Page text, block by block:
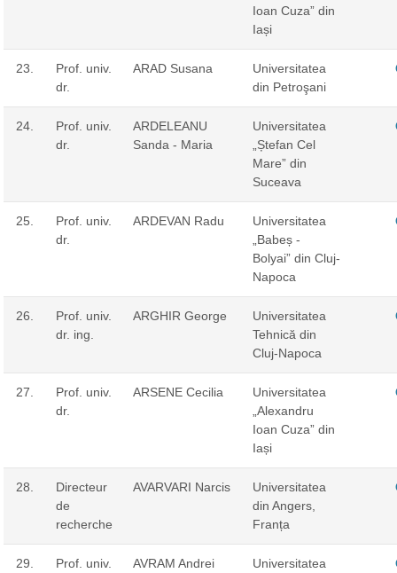
Ioan Cuza” din
Iași
23.
Prof. univ.
dr.
ARAD Susana
Universitatea
din Petroşani
24.
Prof. univ.
dr.
ARDELEANU
Sanda - Maria
Universitatea
„Ștefan Cel
Mare” din
Suceava
25.
Prof. univ.
dr.
ARDEVAN Radu
Universitatea
„Babeș -
Bolyai” din Cluj-
Napoca
26.
Prof. univ.
dr. ing.
ARGHIR George
Universitatea
Tehnică din
Cluj-Napoca
27.
Prof. univ.
dr.
ARSENE Cecilia
Universitatea
„Alexandru
Ioan Cuza” din
Iași
28.
Directeur
de
recherche
AVARVARI Narcis
Universitatea
din Angers,
Franța
29.
Prof. univ.
AVRAM Andrei
Universitatea